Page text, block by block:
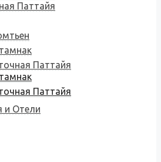
Паттайя
Паттайя
Паттайя
и Отели